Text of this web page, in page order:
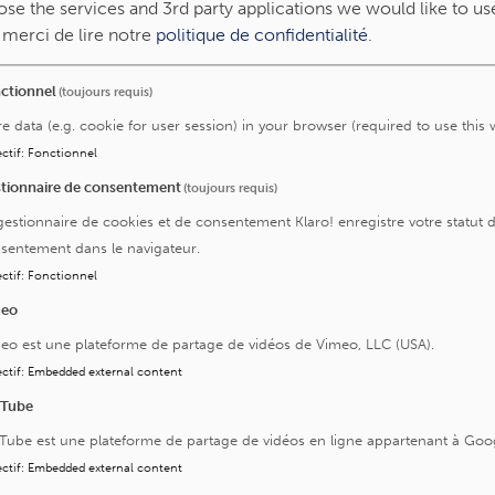
gauche alloué à la procédure auxilliaire, le foie droit à
dont les résultats ont été rapportés dans la revue de
La première chez les patients en mort cérébrale
deuxième où une mort cérébrale ne peut être
implique un arrêt respiratoire, puis cardiaque. Ces
arrêt cardiaque avant d’être initiés. Pendant longtemps,
trop à risque de complications (lésions des voies
pour les transplantations. Dans le cadre de la
une machine de perfusion hypothermique
qui présentait des métastases hépatiques colorectales
a suffisamment augmenté son volume pour
L’évolution de la patiente a été particulièrement
rejet ou encore de fibrose et 15 mois après la procédure,
the services and 3rd party applications we would like to
merci de lire notre politique de confidentialité.
(toujours requis)
data (e.g. cookie for user session) in your browser (required to use this
: Fonctionnel
de consentement(toujours requis)
de cookies et de consentement Klaro! enregistre votre statut
dans le navigateur.
: Fonctionnel
est une plateforme de partage de vidéos de Vimeo, LLC (USA).
: Embedded external content
est une plateforme de partage de vidéos en ligne appartenant à
: Embedded external content